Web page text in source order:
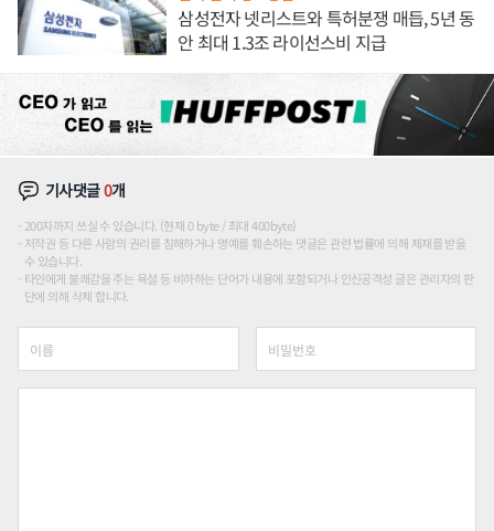
삼성전자 넷리스트와 특허분쟁 매듭, 5년 동
안 최대 1.3조 라이선스비 지급
기사댓글0개
200자까지 쓰실 수 있습니다. (현재 0 byte / 최대 400byte)
저작권 등 다른 사람의 권리를 침해하거나 명예를 훼손하는 댓글은 관련 법률에 의해 제재를 받을
수 있습니다.
타인에게 불쾌감을 주는 욕설 등 비하하는 단어가 내용에 포함되거나 인신공격성 글은 관리자의 판
단에 의해 삭제 합니다.